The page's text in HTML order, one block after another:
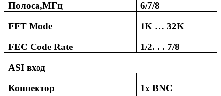
Полоса,МГц
6/7/8
FFT Mode
1K … 32K
FEC Code Rate
1/2. . . 7/8
ASI вход
Коннектор
1x BNC